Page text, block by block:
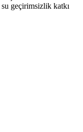
geçirimsizlik katkı